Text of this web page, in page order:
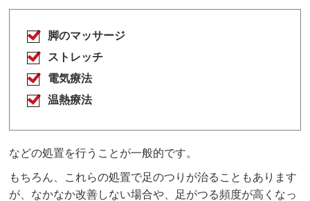
脚のマッサージ
ストレッチ
電気療法
温熱療法
などの処置を行うことが一般的です。
もちろん、これらの処置で足のつりが治ることもあります
が、なかなか改善しない場合や、足がつる頻度が高くなっ